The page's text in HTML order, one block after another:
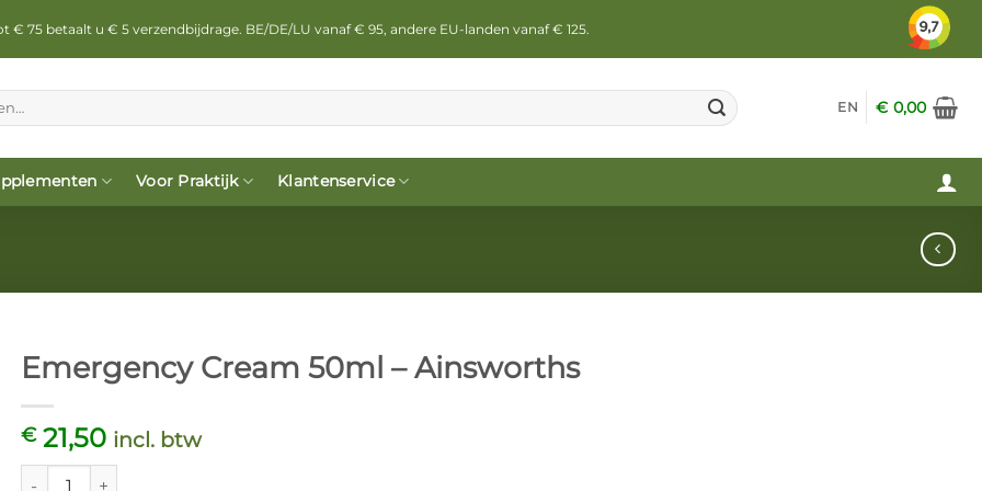
75 betaalt u € 5 verzendbijdrage. BE/DE/LU vanaf € 95, andere EU-landen vanaf € 125.
EN €0,00
Voor Praktijk Klantenservice
Emergency Cream 50ml – Ainsworths
€21,50 incl. btw
Emergency Cream 50ml - Ainsworths aantal